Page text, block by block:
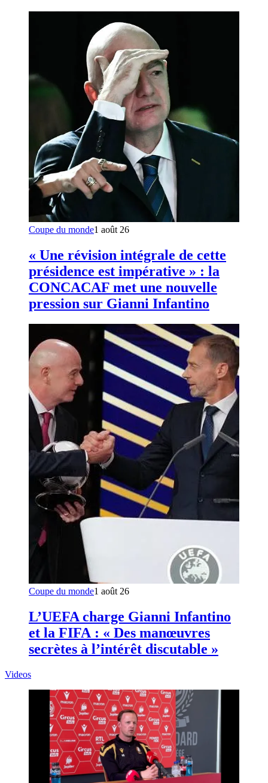
Coupe du monde1 août 26
« Une révision intégrale de cette
présidence est impérative » : la
CONCACAF met une nouvelle
pression sur Gianni Infantino
Coupe du monde1 août 26
L’UEFA charge Gianni Infantino
et la FIFA : « Des manœuvres
secrètes à l’intérêt discutable »
Videos